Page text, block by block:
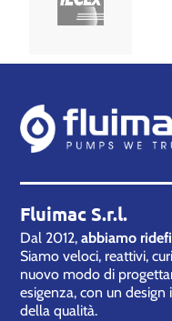
Fluimac S.r.l.
Dal 2012,abbiamo
Siamo veloci, reattivi,
nuovo modo di
esigenza, con un
della qualità.